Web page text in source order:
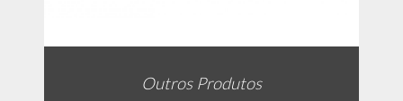
Outros Produtos